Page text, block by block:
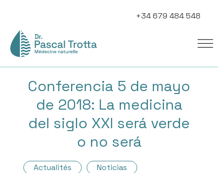
+34 679 484 548
Conferencia 5 de mayo
de 2018: La medicina
del siglo XXI será verde
o no será
Actualités Noticias